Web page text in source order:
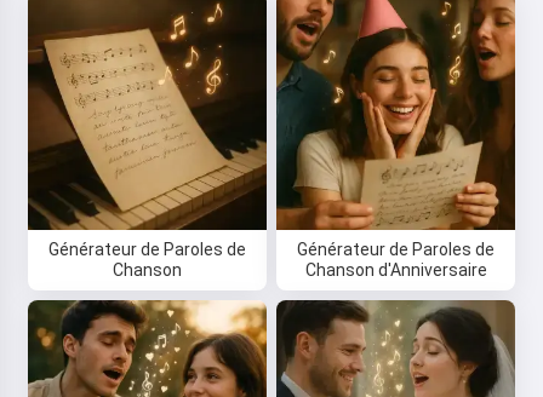
Générateur de Paroles de
Chanson
Générateur de Paroles de
Chanson d'Anniversaire